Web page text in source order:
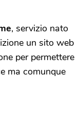
, servizio nato
un sito web
per permettere
ma comunque